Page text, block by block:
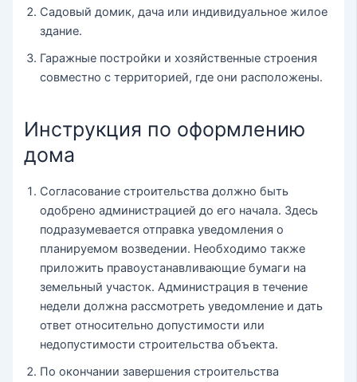
Садовый домик, дача или индивидуальное жилое
здание.
Гаражные постройки и хозяйственные строения
совместно с территорией, где они расположены.
Инструкция по оформлению
дома
Согласование строительства должно быть
одобрено администрацией до его начала. Здесь
подразумевается отправка уведомления о
планируемом возведении. Необходимо также
приложить правоустанавливающие бумаги на
земельный участок. Администрация в течение
недели должна рассмотреть уведомление и дать
ответ относительно допустимости или
недопустимости строительства объекта.
По окончании завершения строительства